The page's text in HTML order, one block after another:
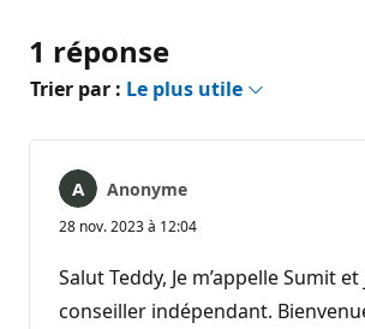
1 réponse
Trier par : Le plus utile
Anonyme
28 nov. 2023 à 12:04
Salut Teddy, Je m’appelle Sumit
conseiller indépendant.